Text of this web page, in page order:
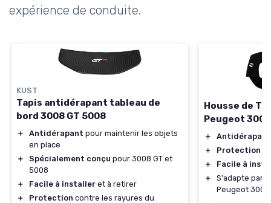
expérience de conduite.
KUST
Tapis antidérapant tableau de
bord 3008 GT 5008
＋ Antidérapant pour maintenir les objets
en place
＋
Spécialement conçu pour 3008 GT et
5008
＋
Facile à installer et à retirer
＋
Protection contre les rayures du
Housse de
Peugeot
＋
Antidérapant
＋
Protection
＋
Facile à
＋
S'adapte
Peugeot 3008